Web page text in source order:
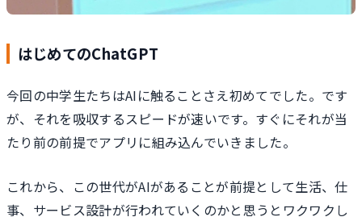
はじめてのChatGPT
今回の中学生たちはAIに触ることさえ初めてでした。です
が、それを吸収するスピードが速いです。すぐにそれが当
たり前の前提でアプリに組み込んでいきました。
これから、この世代がAIがあることが前提として生活、仕
事、サービス設計が行われていくのかと思うとワクワクし